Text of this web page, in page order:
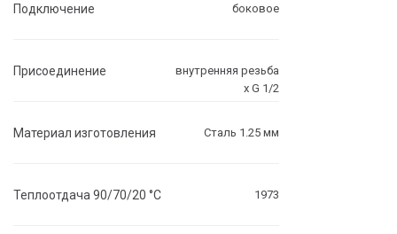
Подключение боковое
Присоединение
внутренняя резьба
х G 1/2
Материал изготовления Сталь 1.25 мм
Теплоотдача 90/70/20 °C 1973